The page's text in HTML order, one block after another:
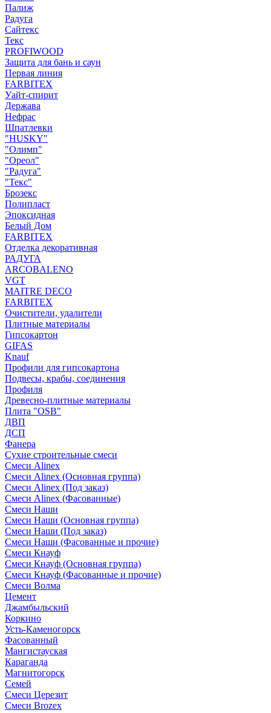
Палиж
Радуга
Сайтекс
Текс
PROFIWOOD
Защита для бань и саун
Первая линия
FARBITEX
Уайт-спирит
Держава
Нефрас
Шпатлевки
"HUSKY"
"Олимп"
"Ореол"
"Радуга"
"Текс"
Брозекс
Полипласт
Эпоксидная
Белый Дом
FARBITEX
Отделка декоративная
РАДУГА
ARCOBALENO
VGT
MAITRE DECO
FARBITEX
Очистители, удалители
Плитные материалы
Гипсокартон
GIFAS
Knauf
Профили для гипсокартона
Подвесы, крабы, соединения
Профиля
Древесно-плитные материалы
Плита "OSB"
ДВП
ДСП
Фанера
Сухие строительные смеси
Смеси Alinex
Смеси Alinex (Основная группа)
Смеси Alinex (Под заказ)
Смеси Alinex (Фасованные)
Смеси Наши
Смеси Наши (Основная группа)
Смеси Наши (Под заказ)
Смеси Наши (Фасованные и прочие)
Смеси Кнауф
Смеси Кнауф (Основная группа)
Смеси Кнауф (Фасованные и прочие)
Смеси Волма
Цемент
Джамбыльский
Коркино
Усть-Каменогорск
Фасованный
Мангистауская
Караганда
Магнитогорск
Семей
Смеси Церезит
Смеси Brozex